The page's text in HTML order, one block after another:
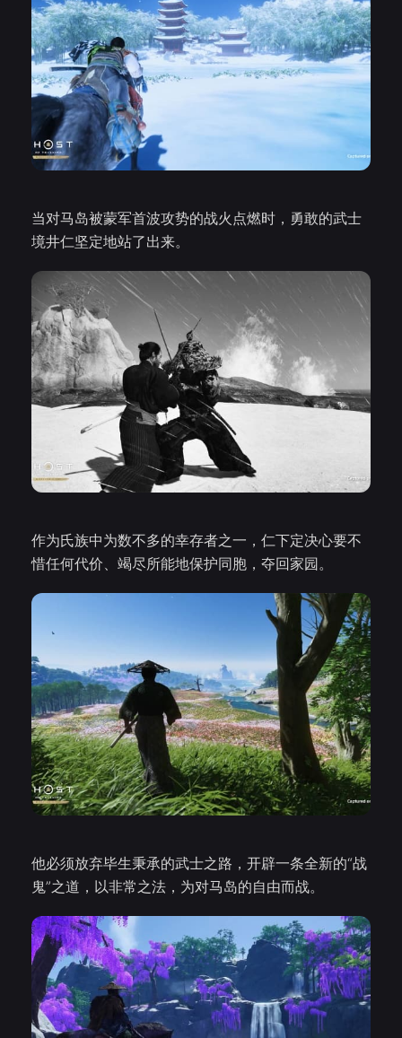
当对马岛被蒙军首波攻势的战火点燃时，勇敢的武士
境井仁坚定地站了出来。
作为氏族中为数不多的幸存者之一，仁下定决心要不
惜任何代价、竭尽所能地保护同胞，夺回家园。
他必须放弃毕生秉承的武士之路，开辟一条全新的“战
鬼”之道，以非常之法，为对马岛的自由而战。